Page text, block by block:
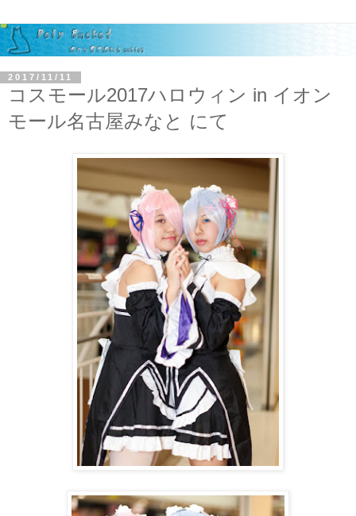
2017/11/11
コスモール2017ハロウィン in イオン
モール名古屋みなと にて